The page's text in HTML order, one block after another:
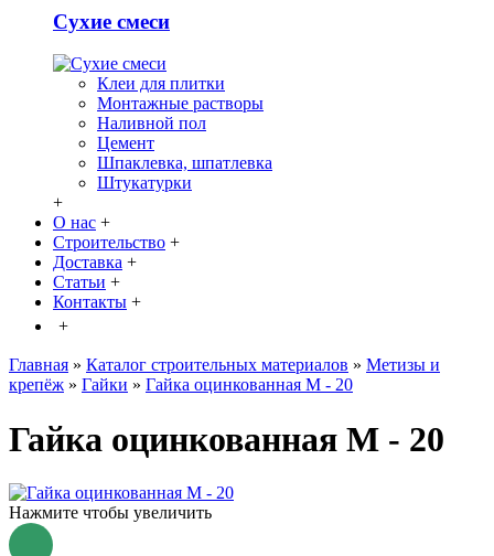
Сухие смеси
Клеи для плитки
Монтажные растворы
Наливной пол
Цемент
Шпаклевка, шпатлевка
Штукатурки
+
О нас +
Строительство +
Доставка +
Статьи +
Контакты +
+
Главная » Каталог строительных материалов » Метизы и
крепёж » Гайки » Гайка оцинкованная М - 20
Гайка оцинкованная М - 20
Нажмите чтобы увеличить